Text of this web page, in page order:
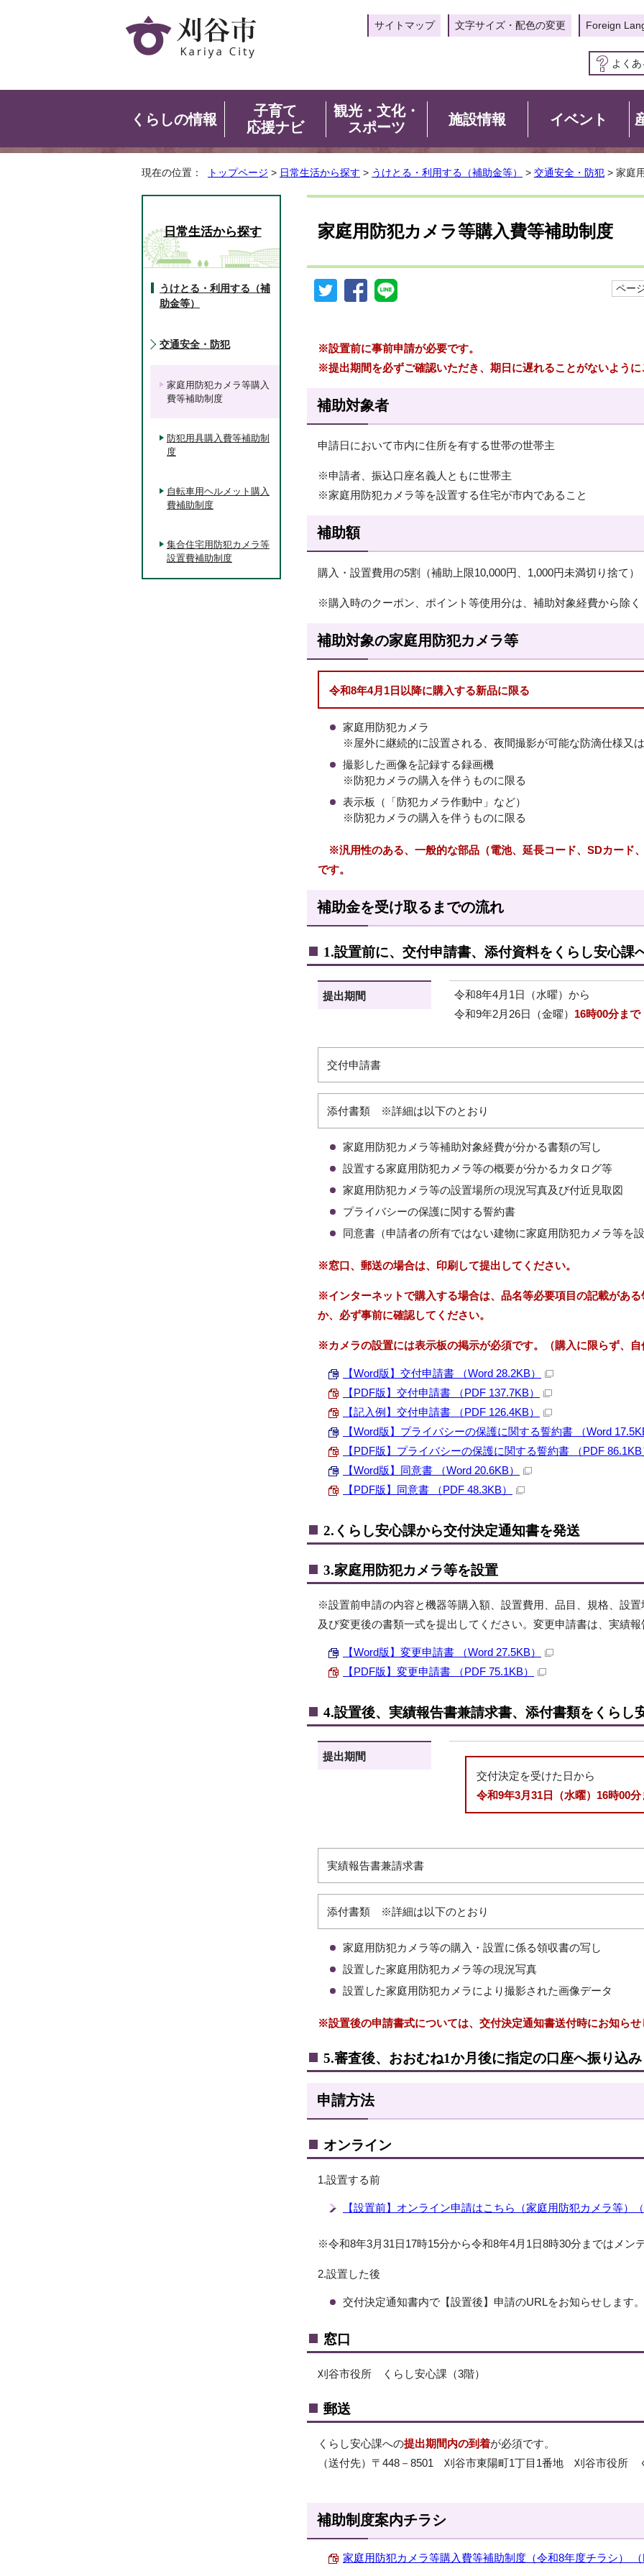
サイトマップ 文字サイズ・配色の変更 Foreign
よく
くらしの情報
子育て
応援ナビ
観光・文化・
スポーツ
施設情報 イベント
現在の位置： トップページ > 日常生活から探す > うけとる・利用する（補助金等） > 交通安全・防犯 > 家庭
家庭用防犯カメラ等購入費等補助制度
ペー
※設置前に事前申請が必要です。
※提出期間を必ずご確認いただき、期日に遅れることがないように
補助対象者
申請日において市内に住所を有する世帯の世帯主
※申請者、振込口座名義人ともに世帯主
※家庭用防犯カメラ等を設置する住宅が市内であること
補助額
購入・設置費用の5割（補助上限10,000円、1,000円未満切り捨て）
※購入時のクーポン、ポイント等使用分は、補助対象経費から除く
補助対象の家庭用防犯カメラ等
令和8年4月1日以降に購入する新品に限る
家庭用防犯カメラ
※屋外に継続的に設置される、夜間撮影が可能な防滴仕様又
撮影した画像を記録する録画機
※防犯カメラの購入を伴うものに限る
表示板（「防犯カメラ作動中」など）
※防犯カメラの購入を伴うものに限る
※汎用性のある、一般的な部品（電池、延長コード、SDカード
です。
補助金を受け取るまでの流れ
1.設置前に、交付申請書、添付資料をくらし安心課
提出期間
令和8年4月1日（水曜）から
令和9年2月26日（金曜） 16時00分まで
交付申請書
添付書類 ※詳細は以下のとおり
家庭用防犯カメラ等補助対象経費が分かる書類の写し
設置する家庭用防犯カメラ等の概要が分かるカタログ等
家庭用防犯カメラ等の設置場所の現況写真及び付近見取図
プライバシーの保護に関する誓約書
同意書（申請者の所有ではない建物に家庭用防犯カメラ等を設
※窓口、郵送の場合は、印刷して提出してください。
※インターネットで購入する場合は、品名等必要項目の記載があ
か、必ず事前に確認してください。
※カメラの設置には表示板の掲示が必須です。（購入に限らず、自
【Word版】交付申請書 （Word 28.2KB）
【PDF版】交付申請書 （PDF 137.7KB）
【記入例】交付申請書 （PDF 126.4KB）
【Word版】プライバシーの保護に関する誓約書 （Word
【PDF版】プライバシーの保護に関する誓約書 （PDF 86.1KB
【Word版】同意書 （Word 20.6KB）
【PDF版】同意書 （PDF 48.3KB）
2.くらし安心課から交付決定通知書を発送
3.家庭用防犯カメラ等を設置
※設置前申請の内容と機器等購入額、設置費用、品目、規格、設
及び変更後の書類一式を提出してください。変更申請書は、実績報
【Word版】変更申請書 （Word 27.5KB）
【PDF版】変更申請書 （PDF 75.1KB）
4.設置後、実績報告書兼請求書、添付書類をくらし
提出期間
交付決定を受けた日から
令和9年3月31日（水曜）16時00分
実績報告書兼請求書
添付書類 ※詳細は以下のとおり
家庭用防犯カメラ等の購入・設置に係る領収書の写し
設置した家庭用防犯カメラ等の現況写真
設置した家庭用防犯カメラにより撮影された画像データ
※設置後の申請書式については、交付決定通知書送付時にお知らせ
5.審査後、おおむね1か月後に指定の口座へ振り込み
申請方法
オンライン
1.設置する前
【設置前】オンライン申請はこちら（家庭用防犯カメラ等）
※令和8年3月31日17時15分から令和8年4月1日8時30分まではメン
2.設置した後
交付決定通知書内で【設置後】申請のURLをお知らせします。
窓口
刈谷市役所 くらし安心課（3階）
郵送
くらし安心課への提出期間内の到着が必須です。
（送付先）〒448－8501 刈谷市東陽町1丁目1番地 刈谷市役所
補助制度案内チラシ
家庭用防犯カメラ等購入費等補助制度（令和8年度チラシ） （
日常生活から探す
うけとる・利用する（補
助金等）
交通安全・防犯
家庭用防犯カメラ等購入
費等補助制度
防犯用具購入費等補助制
度
自転車用ヘルメット購入
費補助制度
集合住宅用防犯カメラ等
設置費補助制度